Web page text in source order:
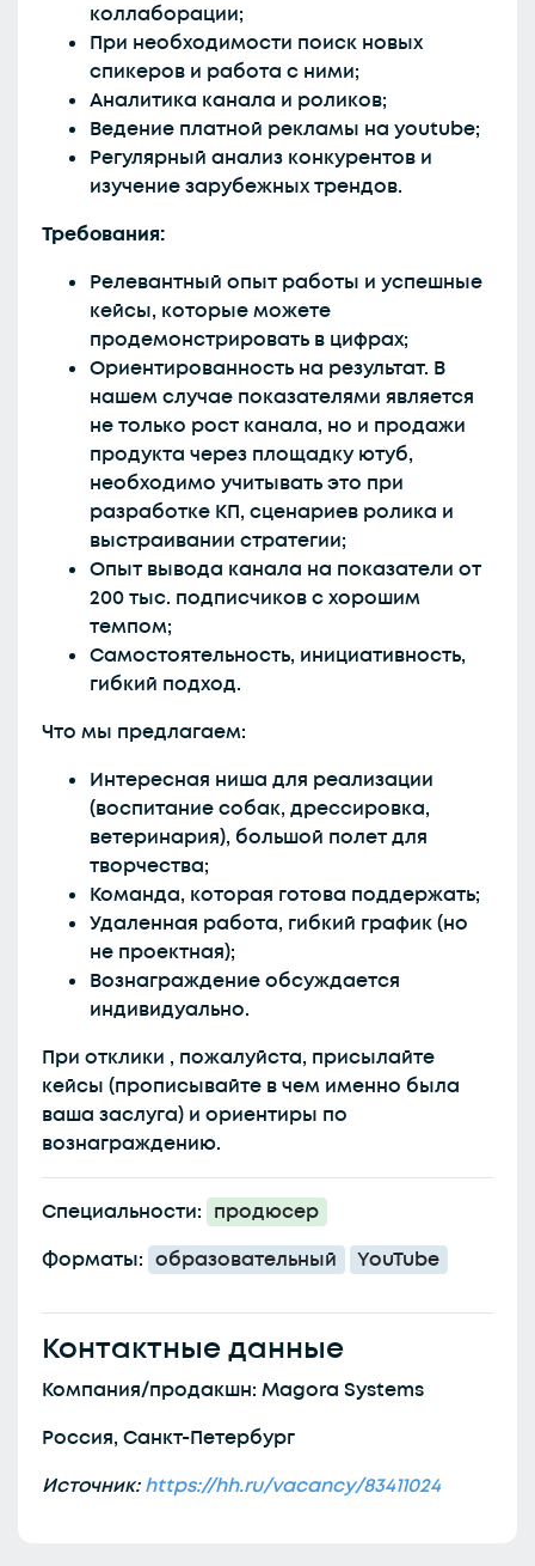
коллаборации;
При необходимости поиск новых
спикеров и работа с ними;
Аналитика канала и роликов;
Ведение платной рекламы на youtube;
Регулярный анализ конкурентов и
изучение зарубежных трендов.
Требования:
Релевантный опыт работы и успешные
кейсы, которые можете
продемонстрировать в цифрах;
Ориентированность на результат. В
нашем случае показателями является
не только рост канала, но и продажи
продукта через площадку ютуб,
необходимо учитывать это при
разработке КП, сценариев ролика и
выстраивании стратегии;
Опыт вывода канала на показатели от
200 тыс. подписчиков с хорошим
темпом;
Самостоятельность, инициативность,
гибкий подход.
Что мы предлагаем:
Интересная ниша для реализации
(воспитание собак, дрессировка,
ветеринария), большой полет для
творчества;
Команда, которая готова поддержать;
Удаленная работа, гибкий график (но
не проектная);
Вознаграждение обсуждается
индивидуально.
При отклики , пожалуйста, присылайте
кейсы (прописывайте в чем именно была
ваша заслуга) и ориентиры по
вознаграждению.
Специальности: продюсер
Форматы: образовательный YouTube
Контактные данные
Компания/продакшн: Magora Systems
Россия, Санкт-Петербург
Источник:https://hh.ru/vacancy/83411024